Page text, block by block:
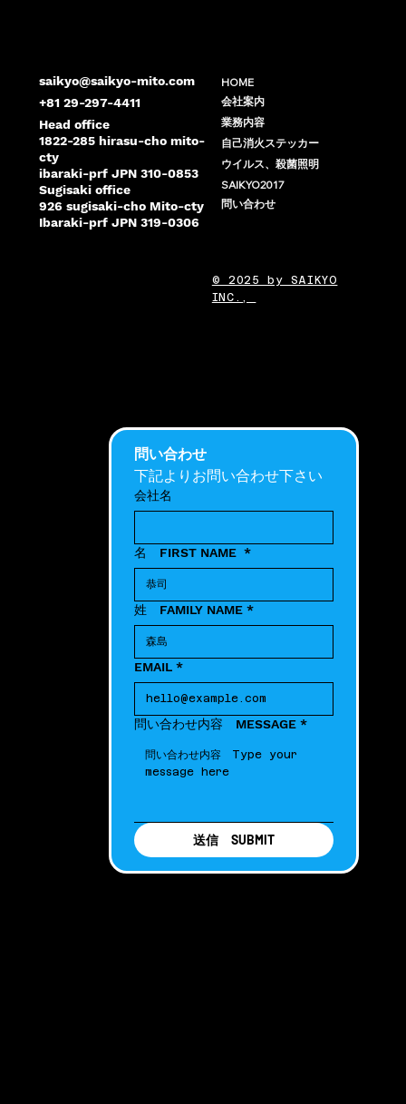
問い合わせ
下記よりお問い合わせ下さい
会社名
名 FIRST NAME *
姓 FAMILY NAME *
EMAIL *
問い合わせ内容 MESSAGE *
送信 SUBMIT
saikyo@saikyo-mito.com
+81 29-297-4411
Head office
1822-285 hirasu-cho mito-
cty
ibaraki-prf JPN 310-0853
Sugisaki office
926 sugisaki-cho Mito-cty
Ibaraki-prf JPN 319-0306
HOME
会社案内
業務内容
自己消火ステッカー
ウイルス、殺菌照明
SAIKYO2017
問い合わせ
© 2025 by SAIKYO
INC.,